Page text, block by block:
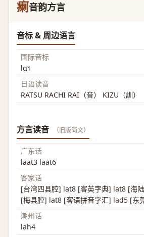
瘌音韵方言
音标 & 周边语言
国际音标
lɑ˥˧
日语读音
RATSU RACHI RAI（音） KIZU（訓）
方言读音 （旧版简文）
广东话
laat3 laat6
客家话
[台湾四县腔] lat8 [客英字典] lat8 [海
[梅县腔] lat8 [客语拼音字汇] lad5 [东
潮州话
lah4